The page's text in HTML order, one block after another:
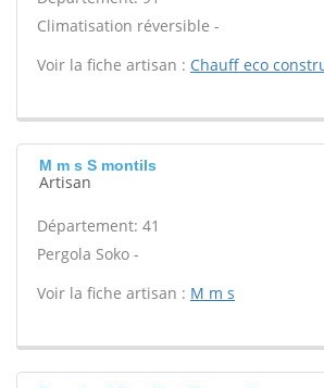
Climatisation réversible -
Voir la fiche artisan : Chauff eco
M m s S montils
Artisan
Département: 41
Pergola Soko -
Voir la fiche artisan : M m s